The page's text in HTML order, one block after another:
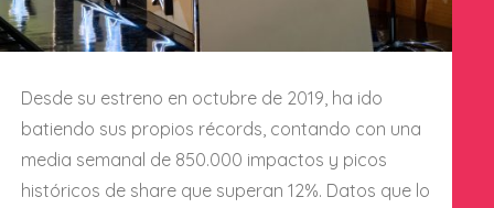
Desde su estreno en octubre de 2019, ha ido
batiendo sus propios récords, contando con una
media semanal de 850.000 impactos y picos
históricos de share que superan 12%. Datos que lo